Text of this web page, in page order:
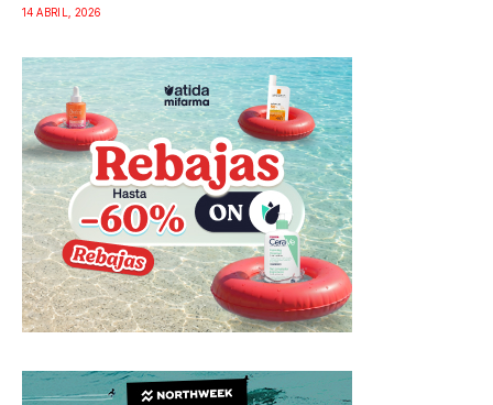
14 ABRIL, 2026